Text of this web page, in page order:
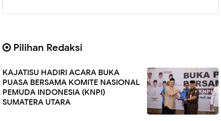
Pilihan Redaksi
KAJATISU HADIRI ACARA BUKA
PUASA BERSAMA KOMITE NASIONAL
PEMUDA INDONESIA (KNPI)
SUMATERA UTARA